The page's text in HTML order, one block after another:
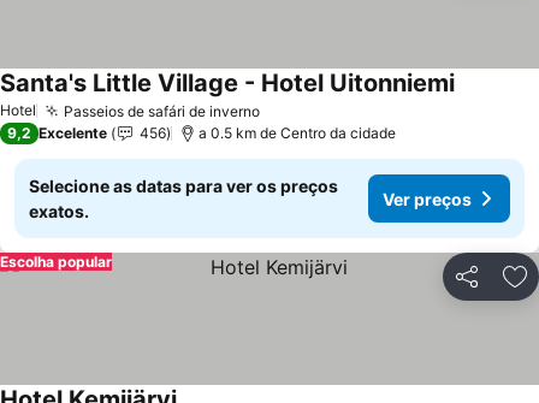
Hotel Passeios de safári de invernoVer preços
Santa's Little Village - Hotel UitonniemiVer
9,2 Excelente 456 a 0.5 km de Centro da cidade
Selecione as datas para ver os preços
exatos.
Ver preços
Partilhar
Escolha popular